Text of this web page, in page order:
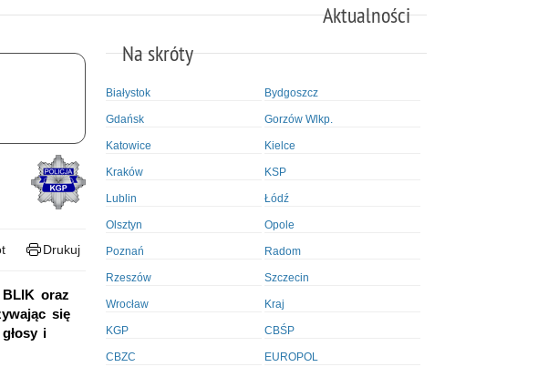
Aktualności
Drukuj
oraz
się
i
Na skróty
Białystok Bydgoszcz
Gdańsk Gorzów Wlkp.
Katowice Kielce
Kraków KSP
Lublin Łódź
Olsztyn Opole
Poznań Radom
Rzeszów Szczecin
Wrocław Kraj
KGP CBŚP
CBZC EUROPOL